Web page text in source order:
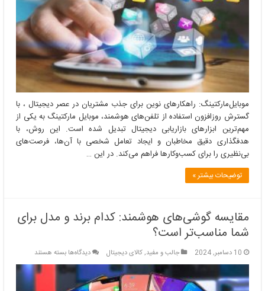
جذب
مشتریان
در
عصر
دیجیتال
موبایل‌مارکتینگ: راهکارهای نوین برای جذب مشتریان در عصر دیجیتال ، با
گسترش روزافزون استفاده از تلفن‌های هوشمند، موبایل مارکتینگ به یکی از
مهم‌ترین ابزارهای بازاریابی دیجیتال تبدیل شده است. این روش، با
هدفگذاری دقیق مخاطبان و ایجاد تعامل شخصی با آن‌ها، فرصت‌های
بی‌نظیری را برای کسب‌وکارها فراهم می‌کند. در این …
توضیحات بیشتر »
مقایسه گوشی‌های هوشمند: کدام برند و مدل برای
شما مناسب‌تر است؟
10 دسامبر, 2024 جالب و مفید,کالای دیجیتال دیدگاه‌هابرای
مقایسه
گوشی‌های
بسته هستند